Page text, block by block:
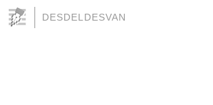
DESDELDESVAN